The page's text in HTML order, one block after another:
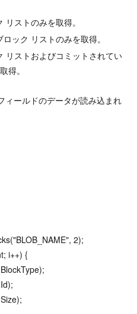
ストのみを取得。
ック リストのみを取得。
リストおよびコミットされてい
得。
ィールドのデータが読み込まれ
2);
i++) {